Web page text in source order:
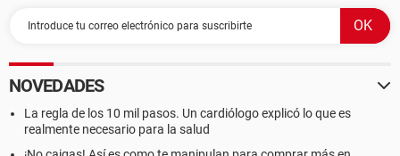
NOVEDADES
La regla de los 10 mil pasos. Un cardiólogo explicó lo que es
realmente necesario para la salud